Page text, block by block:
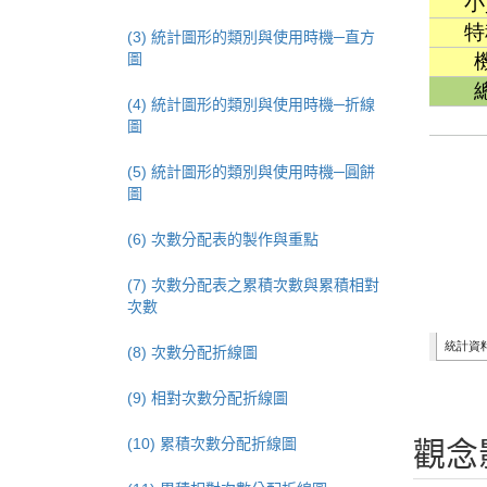
觀念
(3) 統計圖形的類別與使用時機─直方
圖
(4) 統計圖形的類別與使用時機─折線
圖
(5) 統計圖形的類別與使用時機─圓餅
圖
(6) 次數分配表的製作與重點
(7) 次數分配表之累積次數與累積相對
次數
(8) 次數分配折線圖
(9) 相對次數分配折線圖
(10) 累積次數分配折線圖